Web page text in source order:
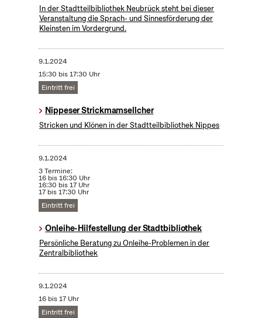
In der Stadtteilbibliothek Neubrück steht bei dieser
Veranstaltung die Sprach- und Sinnesförderung der
Kleinsten im Vordergrund.
9.1.2024
15:30 bis 17:30 Uhr
Eintritt frei
Nippeser Strickmamsellcher
Stricken und Klönen in der Stadtteilbibliothek Nippes
9.1.2024
3 Termine:
16 bis 16:30 Uhr
16:30 bis 17 Uhr
17 bis 17:30 Uhr
Eintritt frei
Onleihe-Hilfestellung der Stadtbibliothek
Persönliche Beratung zu Onleihe-Problemen in der
Zentralbibliothek
9.1.2024
16 bis 17 Uhr
Eintritt frei